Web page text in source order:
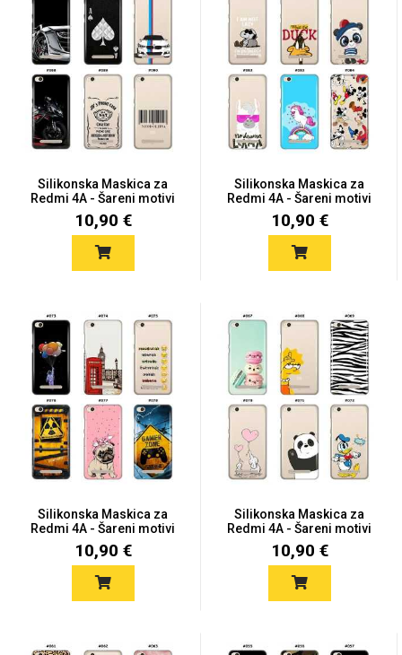
Silikonska Maskica za
Redmi 4A - Šareni motivi
10,90 €
Silikonska Maskica za
Redmi 4A - Šareni motivi
10,90 €
Silikonska Maskica za
Redmi 4A - Šareni motivi
10,90 €
Silikonska Maskica za
Redmi 4A - Šareni motivi
10,90 €
MarbleMania
Gaming motivi Crtani filmovi
Sportski motivi Obiteljski motivi
Mix